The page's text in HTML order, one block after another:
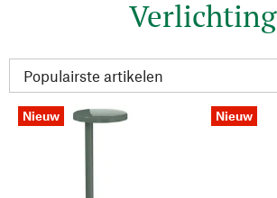
Verlichting
Nieuw Nieuw